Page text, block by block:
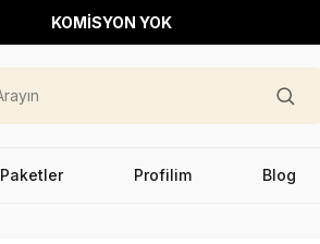
KOMİSYON YOK
Paketler Profilim Blog